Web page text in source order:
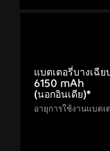
แบตเตอรี่บางเฉีย
6150 mAh
(นอกอินเดีย)*
อายุการใช้งานแบตเ